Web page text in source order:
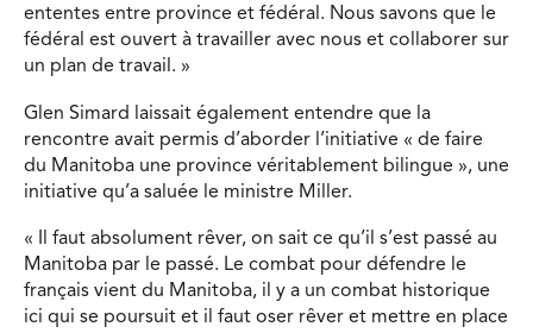
ententes entre province et fédéral. Nous savons que le
fédéral est ouvert à travailler avec nous et collaborer sur
un plan de travail. »
Glen Simard laissait également entendre que la
rencontre avait permis d’aborder l’initiative « de faire
du Manitoba une province véritablement bilingue », une
initiative qu’a saluée le ministre Miller.
« Il faut absolument rêver, on sait ce qu’il s’est passé au
Manitoba par le passé. Le combat pour défendre le
français vient du Manitoba, il y a un combat historique
ici qui se poursuit et il faut oser rêver et mettre en place